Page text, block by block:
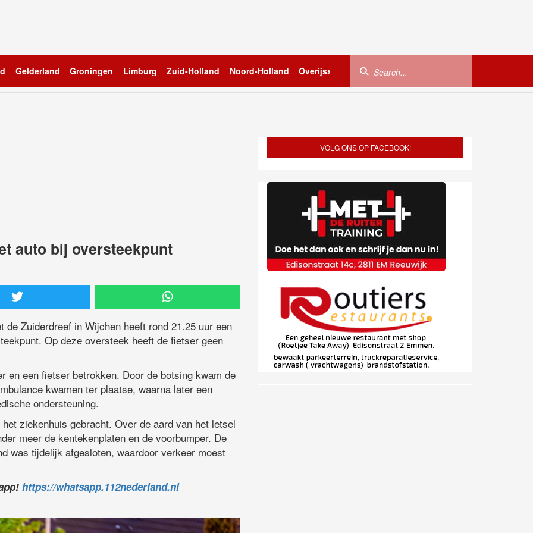
Gelderland Groningen Limburg Zuid-Holland Noord-Holland Overijssel Utrecht Zeeland
auto bij oversteekpunt
Zuiderdreef in Wijchen heeft rond 21.25 uur een
Op deze oversteek heeft de fietser geen
en een fietser betrokken. Door de botsing kwam de
kwamen ter plaatse, waarna later een
ondersteuning.
ziekenhuis gebracht. Over de aard van het letsel
meer de kentekenplaten en de voorbumper. De
was tijdelijk afgesloten, waardoor verkeer moest
https://whatsapp.112nederland.nl
VOLG ONS OP FACEBOOK!